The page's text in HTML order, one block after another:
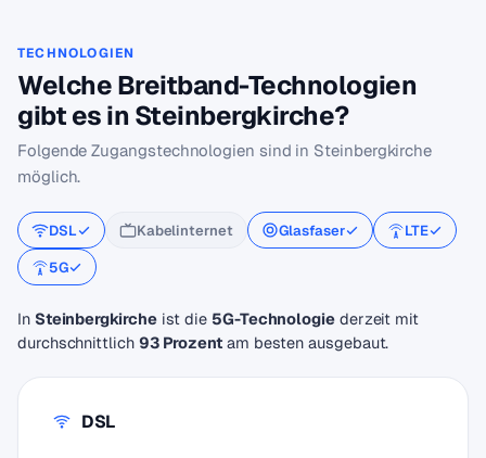
TECHNOLOGIEN
Welche Breitband-Technologien
gibt es in Steinbergkirche?
Folgende Zugangstechnologien sind in Steinbergkirche
möglich.
DSL Kabelinternet Glasfaser
LTE
5G
In Steinbergkircheist die 5G-Technologiederzeit mit
durchschnittlich 93 Prozentam besten ausgebaut.
DSL